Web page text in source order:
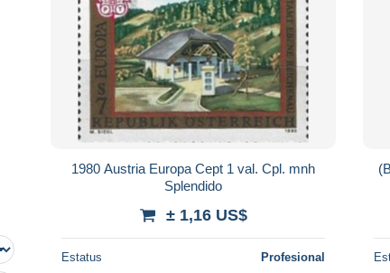
1980 Austria Europa Cept 1 val. Cpl. mnh
Splendido
± 1,16 US$
Estatus Profesional